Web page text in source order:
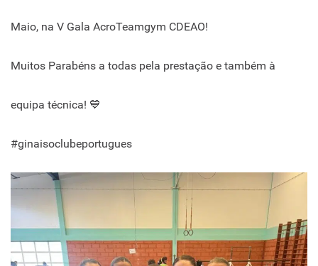
Maio, na V Gala AcroTeamgym CDEAO!
Muitos Parabéns a todas pela prestação e também à
equipa técnica! 💙
#ginaisoclubeportugues